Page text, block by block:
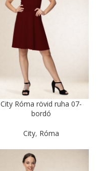
City Róma rövid ruha 07-
bordó
City, Róma